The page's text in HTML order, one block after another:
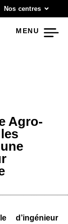
Nos centres
MENU
Agro-
d’ingénieur